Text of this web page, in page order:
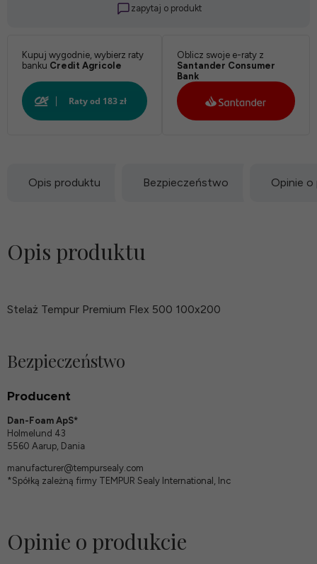
zapytaj o produkt
Kupuj wygodnie, wybierz raty
banku Credit Agricole
Oblicz swoje e-raty z
Santander Consumer
Bank
Opis produktu Bezpieczeństwo Opinie o
Opis produktu
Stelaż Tempur Premium Flex 500 100x200
Bezpieczeństwo
Producent
Dan-Foam ApS*
Holmelund 43
5560 Aarup, Dania
manufacturer@tempursealy.com
*Spółką zależną firmy TEMPUR Sealy International, Inc
Opinie o produkcie